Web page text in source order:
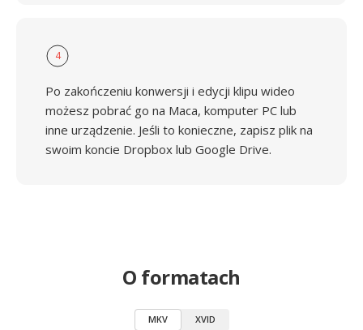
4
Po zakończeniu konwersji i edycji klipu wideo
możesz pobrać go na Maca, komputer PC lub
inne urządzenie. Jeśli to konieczne, zapisz plik na
swoim koncie Dropbox lub Google Drive.
O formatach
MKV XVID